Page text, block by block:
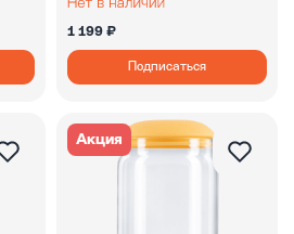
1 199 ₽
Подписаться
Акция